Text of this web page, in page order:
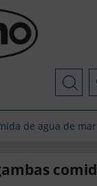
de agua de mar